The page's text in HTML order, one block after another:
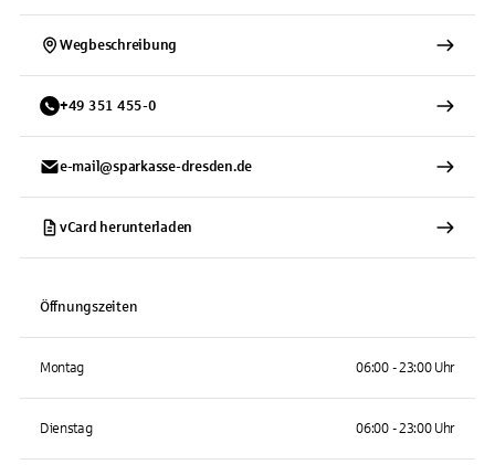
Wegbeschreibung
+49 351 455-0
e-mail@sparkasse-dresden.de
vCard herunterladen
Öffnungszeiten
Montag 06:00 - 23:00 Uhr
Dienstag 06:00 - 23:00 Uhr